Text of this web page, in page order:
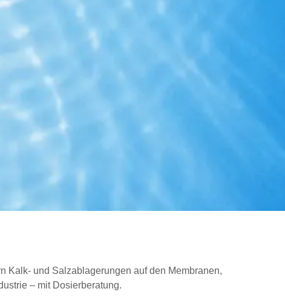
Kalk- und Salzablagerungen auf den Membranen,
– mit Dosierberatung.